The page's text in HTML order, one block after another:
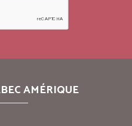
AMÉRIQUE